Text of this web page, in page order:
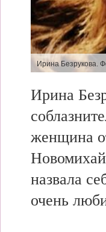
Ирина Безрукова.
Ирина
женщина
назвала
очень